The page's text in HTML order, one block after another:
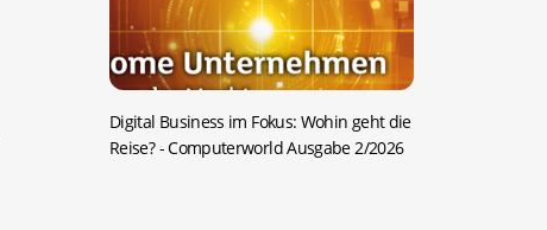
Digital Business im Fokus: Wohin geht die
Reise?- Computerworld Ausgabe 2/2026